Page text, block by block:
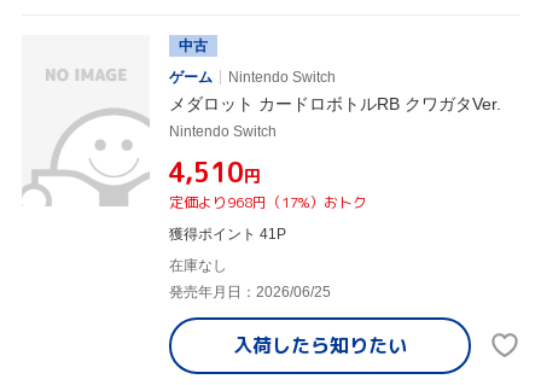
中古
ゲーム
Nintendo Switch
メダロット カードロボトルRB クワガタVer.
Nintendo Switch
¥4,510円
定価より968円（17%）おトク
獲得ポイント 41P
在庫なし
発売年月日：2026/06/25
入荷したら知りたい